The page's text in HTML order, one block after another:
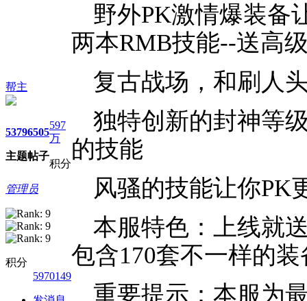
帮主
5379
主题
6505
帖子
597
万
积分
管理员
积分
5970149
野外PK激情爆装备
两本RMB技能--送高
复古战场，和刷人
独特创新的封神等
的技能
风骚的技能让你PK
本服特色：上线就
包含170套不一样的
重要提示：本服为